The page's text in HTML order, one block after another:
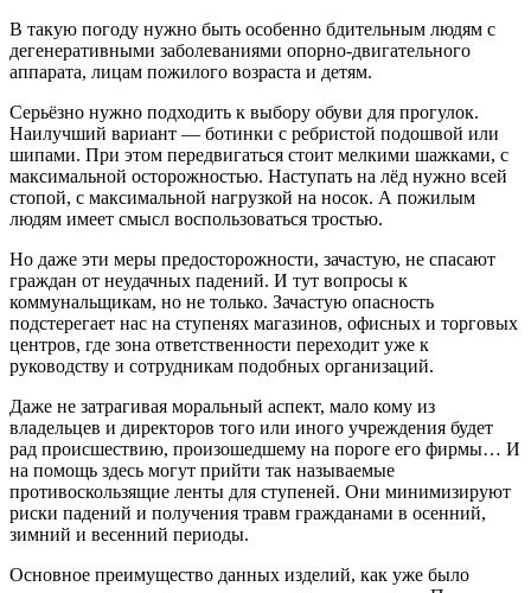
В такую погоду нужно быть особенно бдительным людям с
дегенеративными заболеваниями опорно-двигательного
аппарата, лицам пожилого возраста и детям.
Серьёзно нужно подходить к выбору обуви для прогулок.
Наилучший вариант — ботинки с ребристой подошвой или
шипами. При этом передвигаться стоит мелкими шажками, с
максимальной осторожностью. Наступать на лёд нужно всей
стопой, с максимальной нагрузкой на носок. А пожилым
людям имеет смысл воспользоваться тростью.
Но даже эти меры предосторожности, зачастую, не спасают
граждан от неудачных падений. И тут вопросы к
коммунальщикам, но не только. Зачастую опасность
подстерегает нас на ступенях магазинов, офисных и торговых
центров, где зона ответственности переходит уже к
руководству и сотрудникам подобных организаций.
Даже не затрагивая моральный аспект, мало кому из
владельцев и директоров того или иного учреждения будет
рад происшествию, произошедшему на пороге его фирмы… И
на помощь здесь могут прийти так называемые
противоскользящие ленты для ступеней. Они минимизируют
риски падений и получения травм гражданами в осенний,
зимний и весенний периоды.
Основное преимущество данных изделий, как уже было